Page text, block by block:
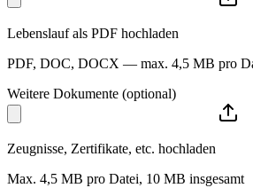
Lebenslauf als PDF hochladen
PDF, DOC, DOCX — max. 4,5 MB pro
Weitere Dokumente (optional)
Zeugnisse, Zertifikate, etc. hochladen
Max. 4,5 MB pro Datei, 10 MB insgesamt